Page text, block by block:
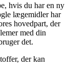
hvis du har en ny
lægemidler har
hovedpart, der
med din
det.
der kan